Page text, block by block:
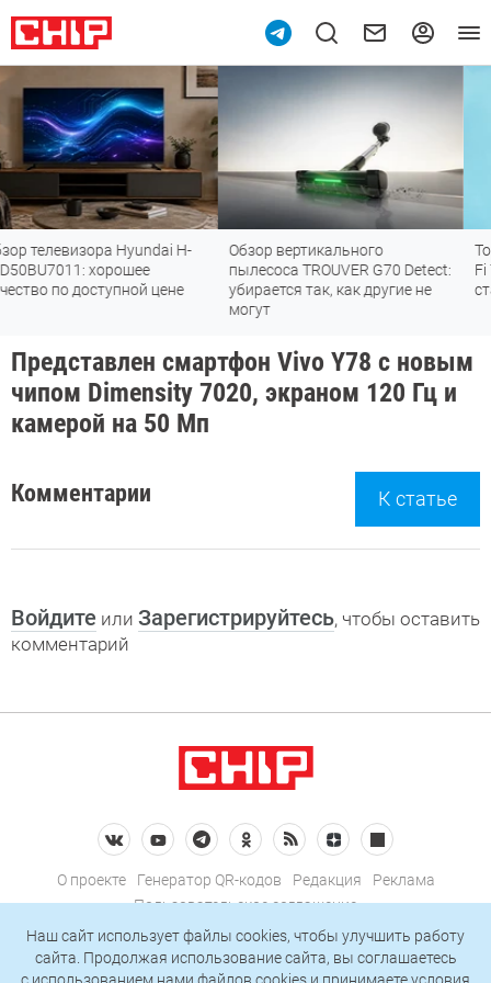
H-
Обзор вертикального
пылесоса TROUVER G70 Detect:
убирается так, как другие не
Топ-8 недорогих
Fi 7: все «плюшки»
стандарта
Представлен смартфон Vivo Y78 с новым
чипом Dimensity 7020, экраном 120 Гц и
камерой на 50 Мп
Комментарии К статье
Войдите или Зарегистрируйтесь, чтобы оставить
комментарий
О проекте Генератор QR-кодов Редакция
Реклама
Пользовательское соглашение
Политика конфиденциальности
Подписаться на рассылку
Наш сайт использует файлы cookies, чтобы улучшить работу
сайта. Продолжая использование сайта, вы соглашаетесь